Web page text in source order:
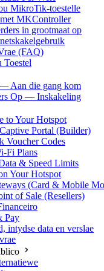
MikroTik-toestelle
MKController
in grootmaat op
(FAQ)
Aan die gang kom
Op — Inskakeling
to Your Hotspot
Portal (Builder)
Voucher Codes
Fi Plans
& Speed Limits
Your Hotspot
(Card & Mobile
of Sale (Resellers)
Pay
intydse data en verslae